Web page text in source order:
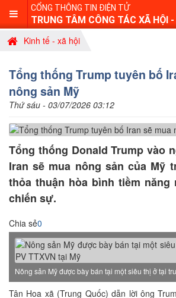
CỔNG THÔNG TIN ĐIỆN TỬ
TRUNG TÂM CÔNG TÁC XÃ HỘI
Kinh tế - xã hội
Tổng thống Trump tuyên bố
nông sản Mỹ
Thứ sáu - 03/07/2026 03:12
Tổng thống Donald Trump vào
Iran sẽ mua nông sản của Mỹ
thỏa thuận hòa bình tiềm năng
chiến sự.
Chia sẻ0
Nông sản Mỹ được bày bán tại một siêu thị ở tại
Tân Hoa xã (Trung Quốc) dẫn lời ông